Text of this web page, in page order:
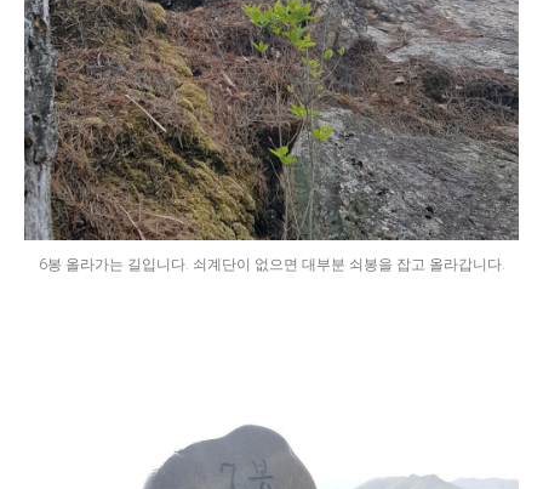
6봉 올라가는 길입니다. 쇠계단이 없으면 대부분 쇠봉을 잡고 올라갑니다.